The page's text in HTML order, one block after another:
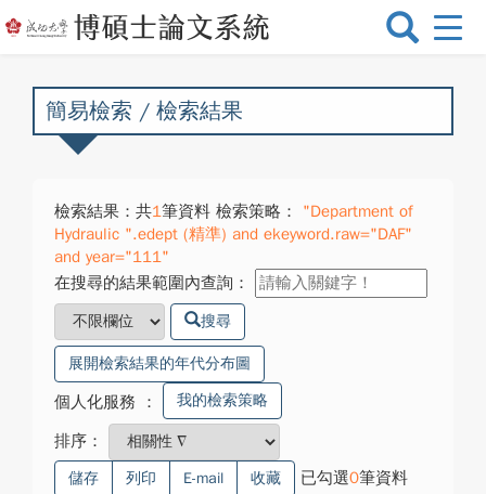
選
換
簡易檢索 / 檢索結果
檢索結果：共1筆資料 檢索策略：
"Department of
Hydraulic ".edept (精準) and ekeyword.raw="DAF"
and year="111"
在搜尋的結果範圍內查詢：
搜尋
展開檢索結果的年代分布圖
個人化服務 ： 我的檢索策略
排序：
儲存 列印 E-mail 收藏 已勾選0筆資料